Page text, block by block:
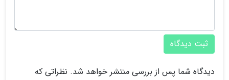
ثبت دیدگاه
دیدگاه شما پس از بررسی منتشر خواهد شد. نظراتی که